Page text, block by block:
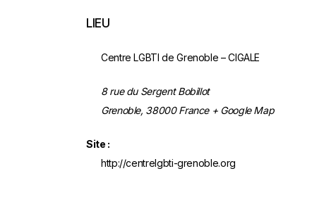
LIEU
Centre LGBTI de Grenoble – CIGALE
8 rue du Sergent Bobillot
Grenoble, 38000 France + Google Map
Site :
http://centrelgbti-grenoble.org